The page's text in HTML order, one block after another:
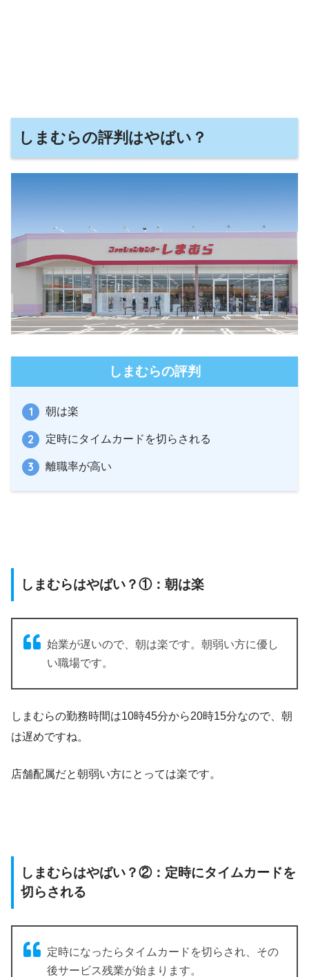
しまむらの評判はやばい？
しまむらの評判
朝は楽
定時にタイムカードを切らされる
離職率が高い
しまむらはやばい？①：朝は楽
始業が遅いので、朝は楽です。朝弱い方に優し
い職場です。
しまむらの勤務時間は10時45分から20時15分なので、朝
は遅めですね。
店舗配属だと朝弱い方にとっては楽です。
しまむらはやばい？②：定時にタイムカードを
切らされる
定時になったらタイムカードを切らされ、その
後サービス残業が始まります。